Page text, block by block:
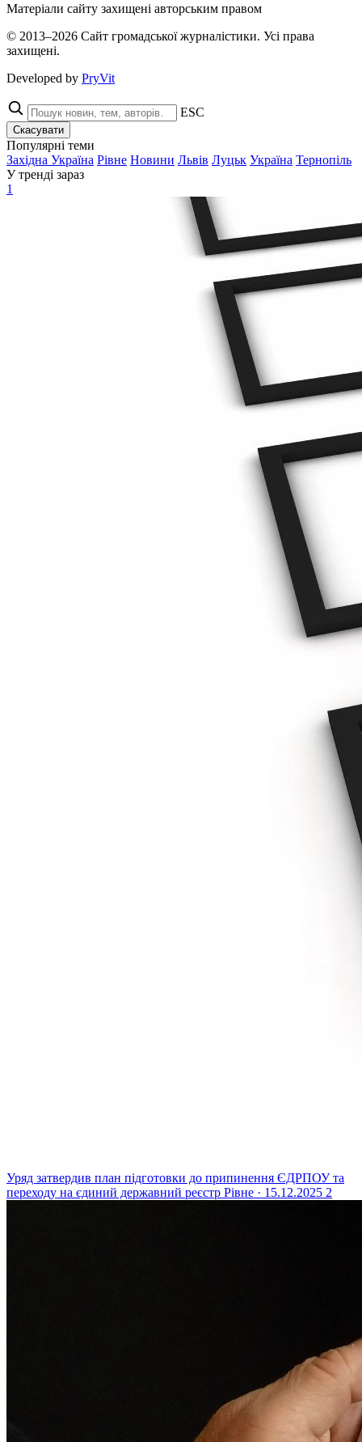
Матеріали сайту захищені авторським правом
© 2013–2026 Сайт громадської журналістики. Усі права
захищені.
Developed by PryVit
ESC
Скасувати
Популярні теми
Західна Україна Рівне Новини Львів Луцьк Україна Тернопіль
У тренді зараз
1
Уряд затвердив план підготовки до припинення ЄДРПОУ та
переходу на єдиний державний реєстр Рівне · 15.12.2025 2